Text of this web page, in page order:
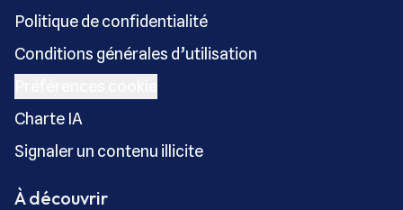
Politique de confidentialité
Conditions générales d’utilisation
Charte IA
Signaler un contenu illicite
À découvrir